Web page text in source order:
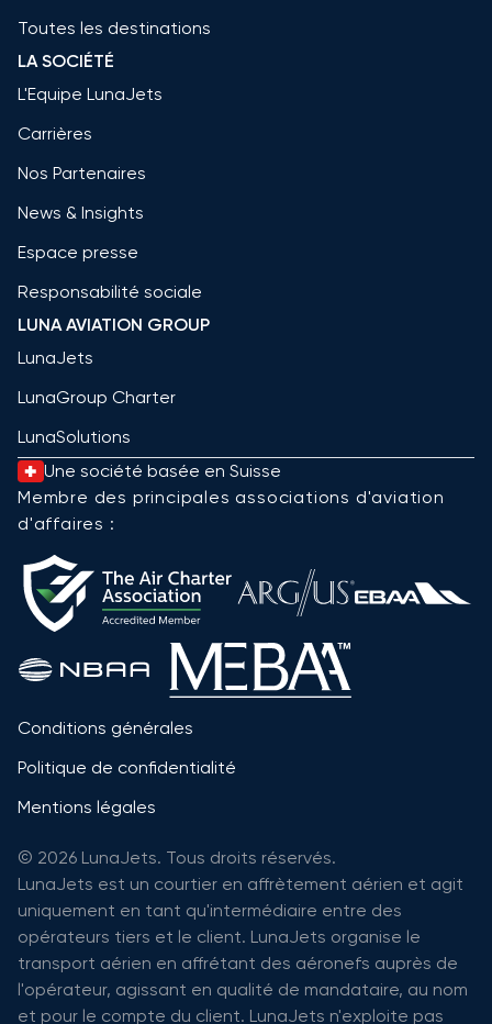
Toutes les destinations
LA SOCIÉTÉ
L'Equipe LunaJets
Carrières
Nos Partenaires
News & Insights
Espace presse
Responsabilité sociale
LUNA AVIATION GROUP
LunaJets
LunaGroup Charter
LunaSolutions
Une société basée en Suisse
Membre des principales associations d'aviation
d'affaires :
Conditions générales
Politique de confidentialité
Mentions légales
© 2026 LunaJets. Tous droits réservés.
LunaJets est un courtier en affrètement aérien et agit
uniquement en tant qu'intermédiaire entre des
opérateurs tiers et le client. LunaJets organise le
transport aérien en affrétant des aéronefs auprès de
l'opérateur, agissant en qualité de mandataire, au nom
et pour le compte du client. LunaJets n'exploite pas